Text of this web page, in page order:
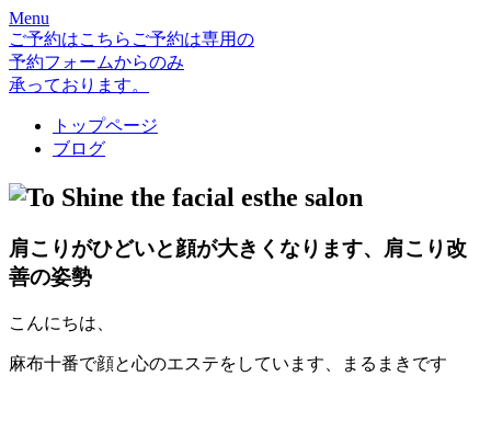
Menu
ご予約はこちら ご予約は専用の
予約フォームからのみ
承っております。
トップページ
ブログ
the facial esthe salon
肩こりがひどいと顔が大きくなります、肩こり改
善の姿勢
こんにちは、
麻布十番で顔と心のエステをしています、まるまきです